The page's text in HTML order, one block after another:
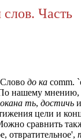
Часть
до ка comm.
По нашему мнению,
а ть, достичь
цели и
сравнить
отвратительное',